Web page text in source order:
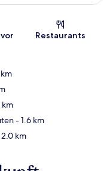
Restaurants
km
- 1.6 km
km